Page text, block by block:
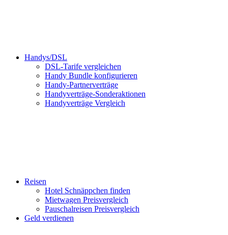
Handys/DSL
DSL-Tarife vergleichen
Handy Bundle konfigurieren
Handy-Partnerverträge
Handyverträge-Sonderaktionen
Handyverträge Vergleich
Reisen
Hotel Schnäppchen finden
Mietwagen Preisvergleich
Pauschalreisen Preisvergleich
Geld verdienen